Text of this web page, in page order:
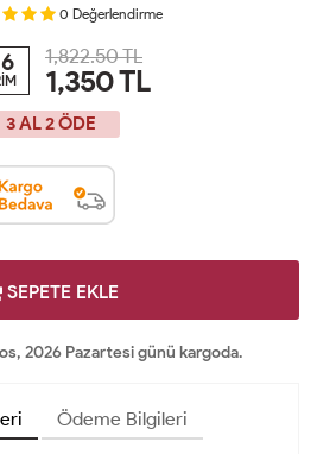
0 Değerlendirme
1,822.50 TL
1,350TL
3 AL 2 ÖDE
SEPETE EKLE
2026 Pazartesi günü kargoda.
Ödeme Bilgileri